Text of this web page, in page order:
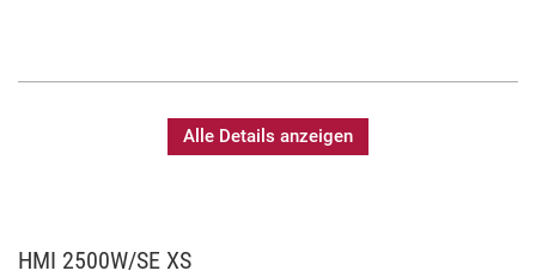
Alle Details anzeigen
HMI 2500W/SE XS